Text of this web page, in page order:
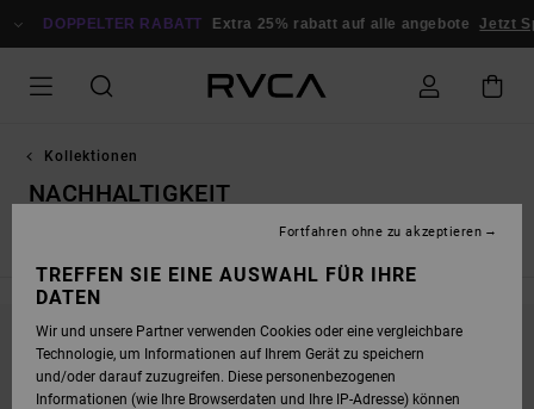
ZUR
RABATT Extra 25% rabatt auf alle angebote Jetzt Sparen
Kollektionen
NACHHALTIGKEIT
BLEIB DABEI, DIE PRODUKTE SIND BALD
WIEDER DA
TREFFEN SIE EINE AUSWAHL FÜR IHRE
DATEN
Wir und unsere Partner verwenden Cookies oder eine vergleichbare
Technologie, um Informationen auf Ihrem Gerät zu speichern
und/oder darauf zuzugreifen. Diese personenbezogenen
Informationen (wie Ihre Browserdaten und Ihre IP-Adresse) können
Fortfahren ohne zu akzeptieren